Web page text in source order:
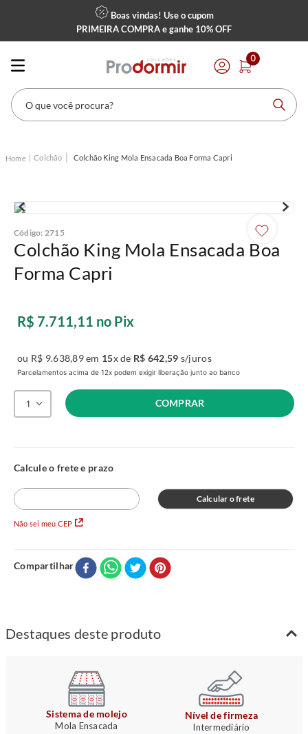
Boas vindas! Use o cupom
PRIMEIRA COMPRAe ganhe 10% OFF
0
O que você procura?
Colchão Colchão King Mola Ensacada Boa Forma Capri
Código: 2715
Colchão King Mola Ensacada Boa
Forma Capri
R$ 7.711,11 no Pix
ou R$ 9.638,89em 15x de R$ 642,59 s/juros
Parcelamentos acima de 12x podem exigir liberação junto ao banco
1 COMPRAR
Não sei meu CEP
Calcular o frete
Compartilhar
Destaques deste produto
Sistema de molejo
Mola Ensacada
Nível de firmeza
Intermediário